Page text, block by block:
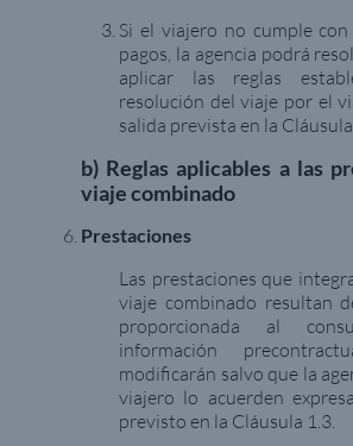
Si el viajero no cumple
pagos, la agencia podrá
aplicar las reglas
resolución del viaje por el
salida prevista en la
b) Reglas aplicables a las
viaje combinado
Prestaciones
Las prestaciones que
viaje combinado resultan
proporcionada al
información
modificarán salvo que la
viajero lo acuerden
previsto en la Cláusula 1.3.